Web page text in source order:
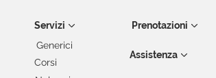
Servizi
Generici
Corsi
Prenotazioni
Assistenza